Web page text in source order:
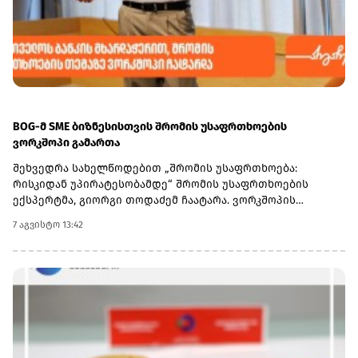
BOG-მ SME ბიზნესისთვის შრომის უსაფრთხოების
ვორკშოპი გამართა
შეხვედრა სახელწოდებით „შრომის უსაფრთხოება:
რისკიდან უპირატესობამდე“ შრომის უსაფრთხოების
ექსპერტმა, გიორგი თოდაძემ ჩაატარა. ვორკშოპის
იმის შესახებ, თუ როგორ იქცევა უსაფრთხოების
სტანდარტების დანერგვა ბიზნესის მდგრადი
განვითარების, ფინანსური სტაბილურობისა და
რეპუტაციის გაძლიერების ინსტრუმენტად.ღონისძიებაზე
როგორიცაა უსაფრთხოების ეკონომიკა და ინვესტიციის
უკუგება (ROI); როგორ გადაიქცეს უსაფრთხოება ბიზნესის
სტრატეგიულ უპირატესობად; თანამშრომელთა
7 აგვისტო 13:42